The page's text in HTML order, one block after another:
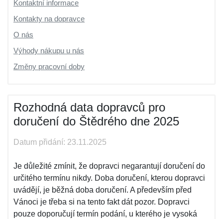
Kontaktní informace
Kontakty na dopravce
O nás
Výhody nákupu u nás
Změny pracovní doby
Rozhodná data dopravců pro
doručení do Štědrého dne 2025
Datum přidání: 23.11.2025
Je důležité zmínit, že dopravci negarantují doručení do
určitého termínu nikdy. Doba doručení, kterou dopravci
uvádějí, je běžná doba doručení. A především před
Vánoci je třeba si na tento fakt dát pozor. Dopravci
pouze doporučují termín podání, u kterého je vysoká